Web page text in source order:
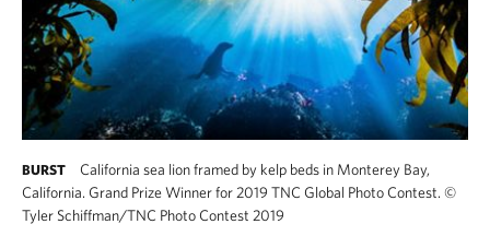
BURST
California sea lion framed by kelp beds in Monterey Bay,
California. Grand Prize Winner for 2019 TNC Global Photo Contest. ©
Tyler Schiffman/TNC Photo Contest 2019